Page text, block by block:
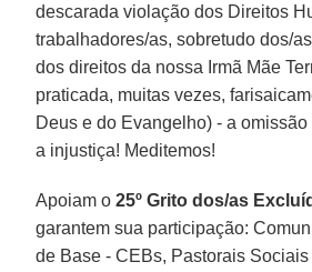
descarada violação dos Direitos
trabalhadores/as, sobretudo dos/
dos direitos da nossa Irmã Mãe
praticada, muitas vezes,
Deus e do Evangelho) - a
a injustiça! Meditemos!
Apoiam o25º Grito dos/as
garantem sua participação:
de Base - CEBs, Pastorais